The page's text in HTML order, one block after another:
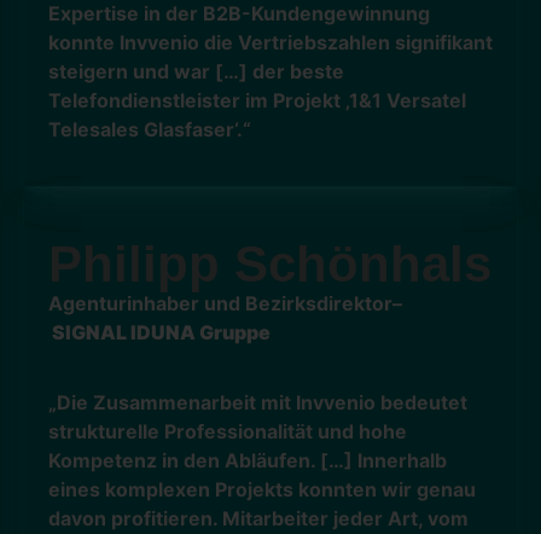
Expertise in der B2B-Kundengewinnung
konnte Invvenio die Vertriebszahlen signifikant
steigern und war […] der beste
Telefondienstleister im Projekt ‚1&1 Versatel
Telesales Glasfaser‘.“
Philipp Schönhals
Agenturinhaber und Bezirksdirektor–
SIGNAL IDUNA Gruppe
„Die Zusammenarbeit mit Invvenio bedeutet
strukturelle Professionalität und hohe
Kompetenz in den Abläufen. […] Innerhalb
eines komplexen Projekts konnten wir genau
davon profitieren. Mitarbeiter jeder Art, vom